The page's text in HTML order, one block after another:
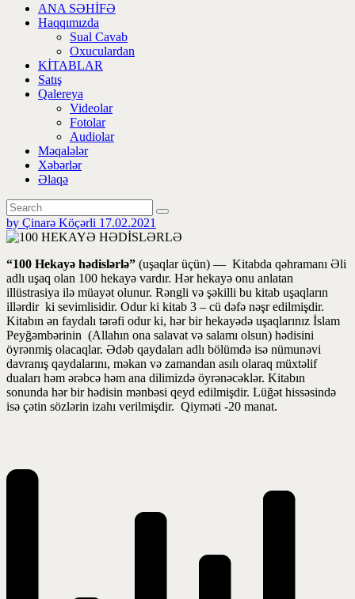
ANA SƏHİFƏ
Haqqımızda
Sual Cavab
Oxuculardan
KİTABLAR
Satış
Qalereya
Videolar
Fotolar
Audiolar
Məqalələr
Xəbərlər
Əlaqə
by Çinarə Köçərli 17.02.2021
“100 Hekayə hədislərlə” (uşaqlar üçün) — Kitabda qəhramanı Əli
adlı uşaq olan 100 hekayə vardır. Hər hekayə onu anlatan
illüstrasiya ilə müayət olunur. Rəngli və şəkilli bu kitab uşaqların
illərdir ki sevimlisidir. Odur ki kitab 3 – cü dəfə nəşr edilmişdir.
Kitabın ən faydalı tərəfi odur ki, hər bir hekayədə uşaqlarınız İslam
Peyğəmbərinin (Allahın ona salavat və salamı olsun) hədisini
öyrənmiş olacaqlar. Ədəb qaydaları adlı bölümdə isə nümunəvi
davranış qaydalarını, məkan və zamandan asılı olaraq müxtəlif
duaları həm ərəbcə həm ana dilimizdə öyrənəcəklər. Kitabın
sonunda hər bir hədisin mənbəsi qeyd edilmişdir. Lüğət hissəsində
isə çətin sözlərin izahı verilmişdir. Qiyməti -20 manat.